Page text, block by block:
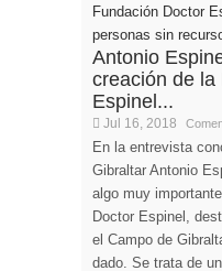
Antonio
creación de la
Espinel...
Jul 16, 2018
En la entrevista
Gibraltar Antonio
algo muy
Doctor Espinel,
el Campo de
dado. Se trata de